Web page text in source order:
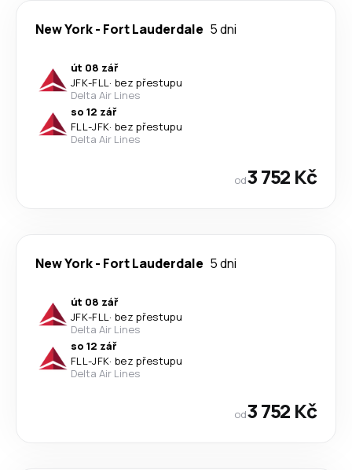
New York- Fort Lauderdale 5 dni
út 08 zář
JFK-FLL· bez přestupu
Delta Air Lines
so 12 zář
FLL-JFK· bez přestupu
Delta Air Lines
od3 752 Kč
New York- Fort Lauderdale 5 dni
út 08 zář
JFK-FLL· bez přestupu
Delta Air Lines
so 12 zář
FLL-JFK· bez přestupu
Delta Air Lines
od3 752 Kč